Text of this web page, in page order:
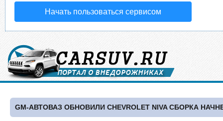
Начать пользоваться сервисом
GM-АВТОВАЗ ОБНОВИЛИ CHEVROLET NIVA СБОРКА